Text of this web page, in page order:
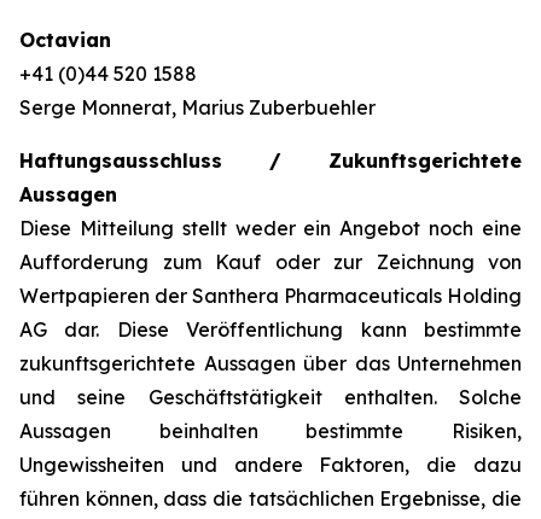
Octavian
+41 (0)44 520 1588
Serge Monnerat, Marius Zuberbuehler
Haftungsausschluss / Zukunftsgerichtete
Aussagen
Diese Mitteilung stellt weder ein Angebot noch eine
Aufforderung zum Kauf oder zur Zeichnung von
Wertpapieren der Santhera Pharmaceuticals Holding
AG dar. Diese Veröffentlichung kann bestimmte
zukunftsgerichtete Aussagen über das Unternehmen
und seine Geschäftstätigkeit enthalten. Solche
Aussagen beinhalten bestimmte Risiken,
Ungewissheiten und andere Faktoren, die dazu
führen können, dass die tatsächlichen Ergebnisse, die